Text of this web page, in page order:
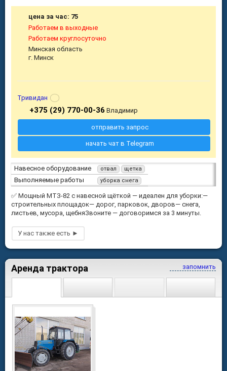
Навесное оборудование отвал щетка
Выполняемые работы уборка снега
✅ Мощный МТЗ-82 с навесной щёткой — идеален для уборки:—
строительных площадок— дорог, парковок, дворов— снега,
листьев, мусора, щебняЗвоните — договоримся за 3 минуты.
цена за час: 75
Работаем в выходные
Работаем круглосуточно
Минская область
г. Минск
Тривидан
+375 (29) 770-00-36 Владимир
отправить запрос
начать чат в Telegram
запомнить
Аренда трактора